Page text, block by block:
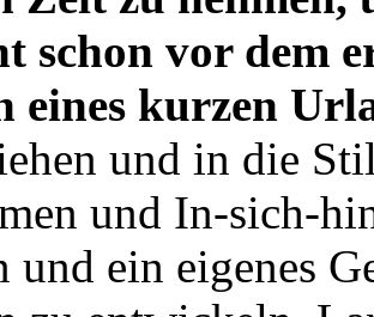
schon vor dem
eines kurzen
und in die
und In-sich-
und ein eigenes